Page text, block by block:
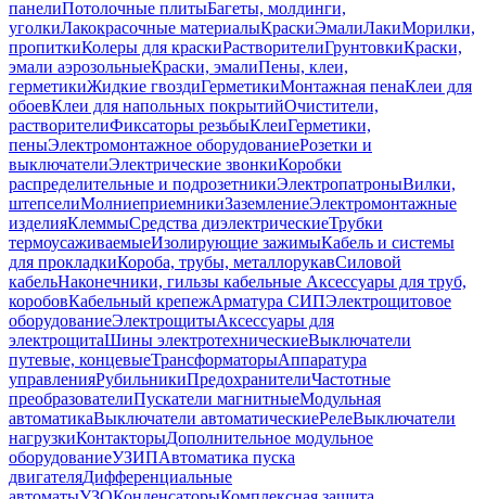
панелиПотолочные плитыБагеты, молдинги,
уголкиЛакокрасочные материалыКраскиЭмалиЛакиМорилки,
пропиткиКолеры для краскиРастворителиГрунтовкиКраски,
эмали аэрозольныеКраски, эмалиПены, клеи,
герметикиЖидкие гвоздиГерметикиМонтажная пенаКлеи для
обоевКлеи для напольных покрытийОчистители,
растворителиФиксаторы резьбыКлеиГерметики,
пеныЭлектромонтажное оборудованиеРозетки и
выключателиЭлектрические звонкиКоробки
распределительные и подрозетникиЭлектропатроныВилки,
штепселиМолниеприемникиЗаземлениеЭлектромонтажные
изделияКлеммыСредства диэлектрическиеТрубки
термоусаживаемыеИзолирующие зажимыКабель и системы
для прокладкиКороба, трубы, металлорукавСиловой
кабельНаконечники, гильзы кабельные Аксессуары для труб,
коробовКабельный крепежАрматура СИПЭлектрощитовое
оборудованиеЭлектрощитыАксессуары для
электрощитаШины электротехническиеВыключатели
путевые, концевыеТрансформаторыАппаратура
управленияРубильникиПредохранителиЧастотные
преобразователиПускатели магнитныеМодульная
автоматикаВыключатели автоматическиеРелеВыключатели
нагрузкиКонтакторыДополнительное модульное
оборудованиеУЗИПАвтоматика пуска
двигателяДифференциальные